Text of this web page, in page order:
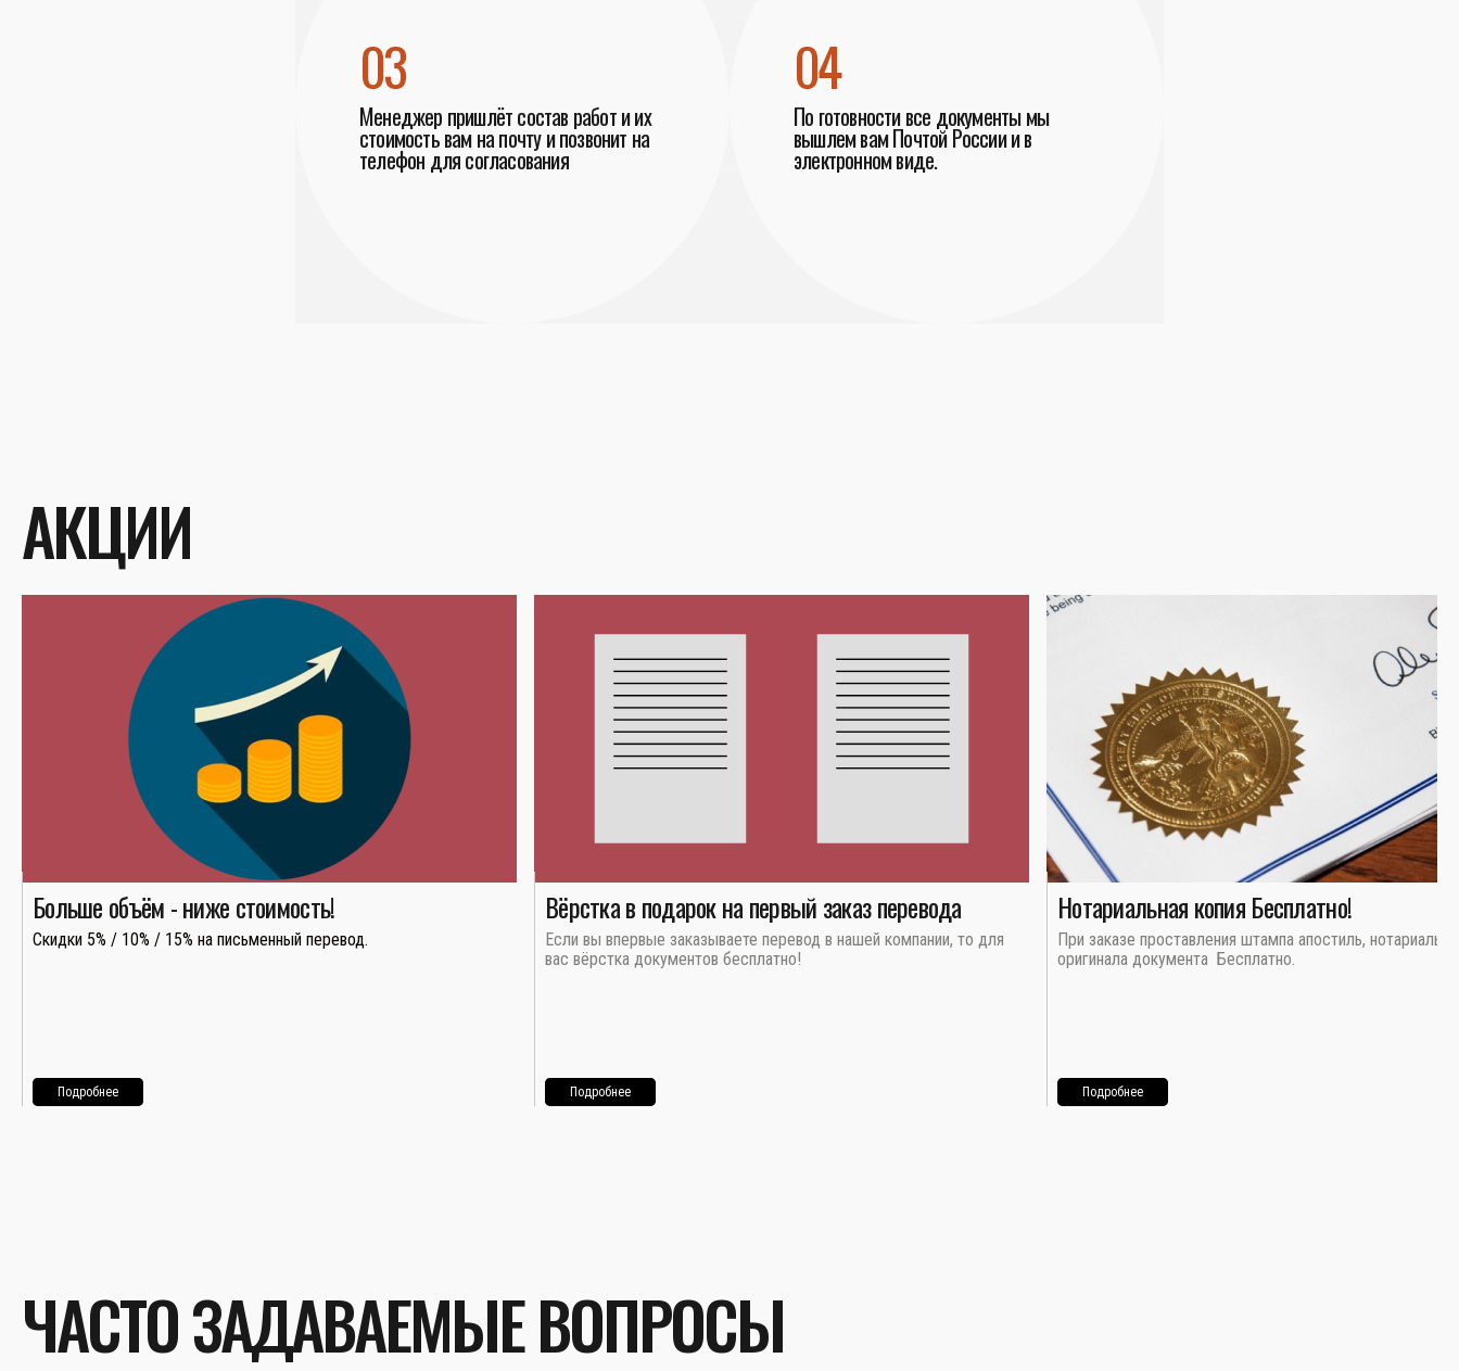
04
По готовности все документы мы
вышлем вам Почтой России и в
электронном виде.
03
Менеджер пришлёт состав работ и их
стоимость вам на почту и позвонит на
телефон для согласования
АКЦИИ
Больше объём - ниже стоимость!
Скидки 5% / 10% / 15% на письменный перевод.
Подробнее
Вёрстка в подарок на первый заказ перевода
Если вы впервые заказываете перевод в нашей компании, то для
вас вёрстка документов бесплатно!
Подробнее
Нотариальная копия Бесплатно!
При заказе проставления штампа апостиль,
оригинала документа Бесплатно.
Подробнее
ЧАСТО ЗАДАВАЕМЫЕ ВОПРОСЫ